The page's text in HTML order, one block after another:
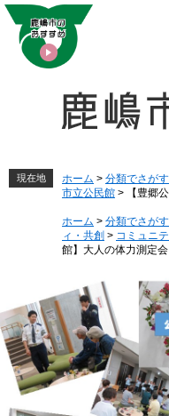
ペ
メ
現在地 ホーム > 分類でさがす
市立公民館 > 【豊郷
ホーム > 分類でさがす
ィ・共創 > コミュニ
館】大人の体力測定